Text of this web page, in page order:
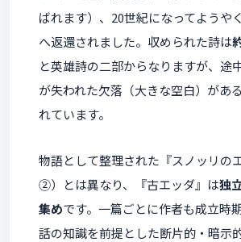
ばれます）、20世紀になってようや
へ返還されました。収められた詩は
と英雄詩の二部からなりますが、途
が失われた欠落（大きな空白）があ
れています。
物語として整理された『スノッリの
②）とは異なり、『古エッダ』は独
集めです。一篇ごとに作者も成立時
話の知識を前提とした断片的・暗示